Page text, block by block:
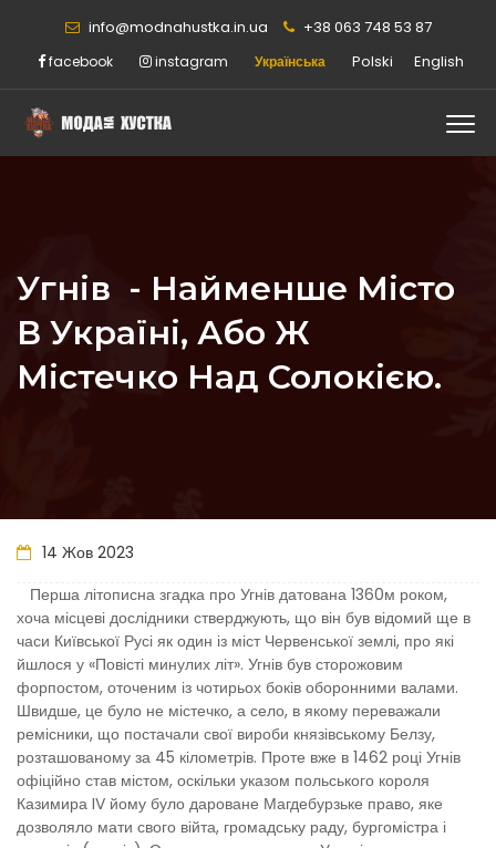
info@modnahustka.in.ua +38 063 748 53 87
facebook instagram Українська Polski English
Угнів - Найменше Місто
В Україні, Або Ж
Містечко Над Солокією.
14 Жов 2023
Перша літописна згадка про Угнів датована 1360м роком,
хоча місцеві дослідники стверджують, що він був відомий ще в
часи Київської Русі як один із міст Червенської землі, про які
йшлося у «Повісті минулих літ». Угнів був сторожовим
форпостом, оточеним із чотирьох боків оборонними валами.
Швидше, це було не містечко, а село, в якому переважали
ремісники, що постачали свої вироби князівському Белзу,
розташованому за 45 кілометрів. Проте вже в 1462 році Угнів
офіційно став містом, оскільки указом польського короля
Казимира IV йому було дароване Магдебурзьке право, яке
дозволяло мати свого війта, громадську раду, бургомістра і